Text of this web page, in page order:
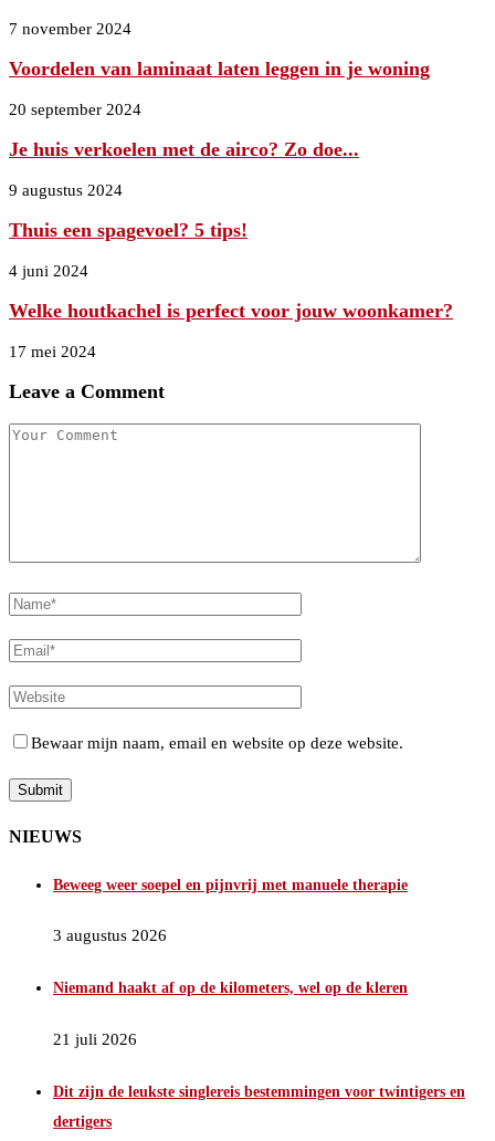
7 november 2024
Voordelen van laminaat laten leggen in je woning
20 september 2024
Je huis verkoelen met de airco? Zo doe...
9 augustus 2024
Thuis een spagevoel? 5 tips!
4 juni 2024
Welke houtkachel is perfect voor jouw woonkamer?
17 mei 2024
Leave a Comment
Bewaar mijn naam, email en website op deze website.
NIEUWS
Beweeg weer soepel en pijnvrij met manuele therapie
3 augustus 2026
Niemand haakt af op de kilometers, wel op de kleren
21 juli 2026
Dit zijn de leukste singlereis bestemmingen voor twintigers en
dertigers